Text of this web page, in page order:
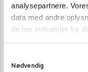
analysepartnere.
data med andre
de har indsamlet fra
Nødvendig
BLACK FRIDAY,
Månekager (Mooncake 1